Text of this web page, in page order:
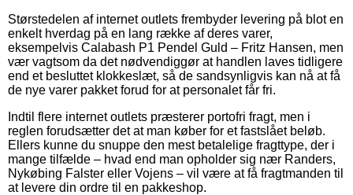
Størstedelen af internet outlets frembyder levering på blot en
enkelt hverdag på en lang række af deres varer,
eksempelvis Calabash P1 Pendel Guld – Fritz Hansen, men
vær vagtsom da det nødvendiggør at handlen laves tidligere
end et besluttet klokkeslæt, så de sandsynligvis kan nå at få
de nye varer pakket forud for at personalet får fri.
Indtil flere internet outlets præsterer portofri fragt, men i
reglen forudsætter det at man køber for et fastslået beløb.
Ellers kunne du snuppe den mest betalelige fragttype, der i
mange tilfælde – hvad end man opholder sig nær Randers,
Nykøbing Falster eller Vojens – vil være at få fragtmanden til
at levere din ordre til en pakkeshop.